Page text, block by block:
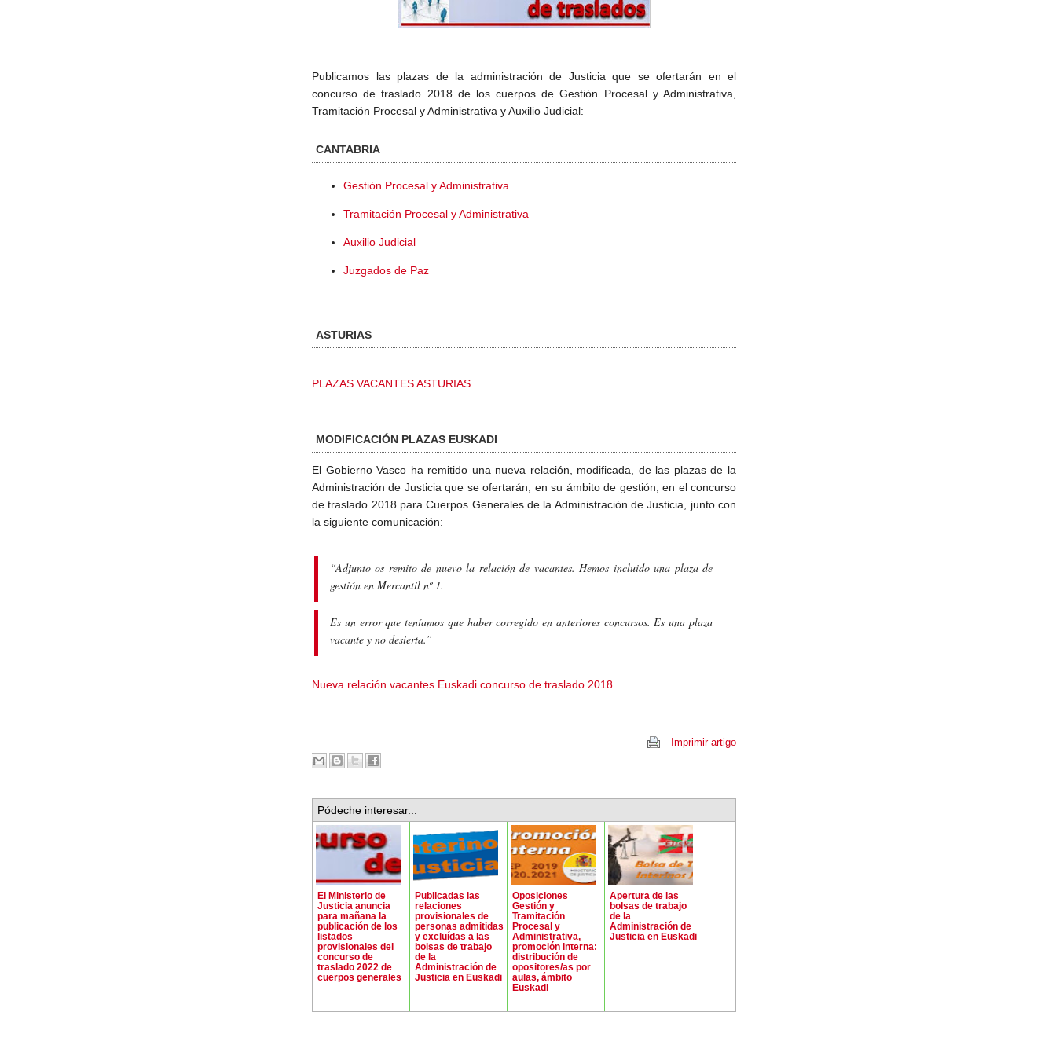
Publicamos las plazas de la administración de Justicia que se ofertarán en el
concurso de traslado 2018 de los cuerpos de Gestión Procesal y Administrativa,
Tramitación Procesal y Administrativa y Auxilio Judicial:
CANTABRIA
Gestión Procesal y Administrativa
Tramitación Procesal y Administrativa
Auxilio Judicial
Juzgados de Paz
ASTURIAS
PLAZAS VACANTES ASTURIAS
MODIFICACIÓN PLAZAS EUSKADI
El Gobierno Vasco ha remitido una nueva relación, modificada, de las plazas de la
Administración de Justicia que se ofertarán, en su ámbito de gestión, en el concurso
de traslado 2018 para Cuerpos Generales de la Administración de Justicia, junto con
la siguiente comunicación:
“Adjunto os remito de nuevo la relación de vacantes. Hemos incluido una plaza de
gestión en Mercantil nº 1.
Es un error que teníamos que haber corregido en anteriores concursos. Es una plaza
vacante y no desierta.”
Nueva relación vacantes Euskadi concurso de traslado 2018
Imprimir artigo
Pódeche interesar...
El Ministerio de
Justicia anuncia
para mañana la
publicación de los
listados
provisionales del
concurso de
traslado 2022 de
cuerpos generales
Publicadas las
relaciones
provisionales de
personas admitidas
y excluídas a las
bolsas de trabajo
de la
Administración de
Justicia en Euskadi
Oposiciones
Gestión y
Tramitación
Procesal y
Administrativa,
promoción interna:
distribución de
opositores/as por
aulas, ámbito
Euskadi
Apertura de las
bolsas de trabajo
de la
Administración de
Justicia en Euskadi